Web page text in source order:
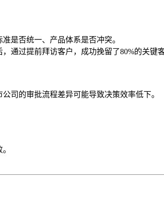
是否统一、产品体系是否冲突。
通过提前拜访客户，成功挽留了80%的关键客
司的审批流程差异可能导致决策效率低下。